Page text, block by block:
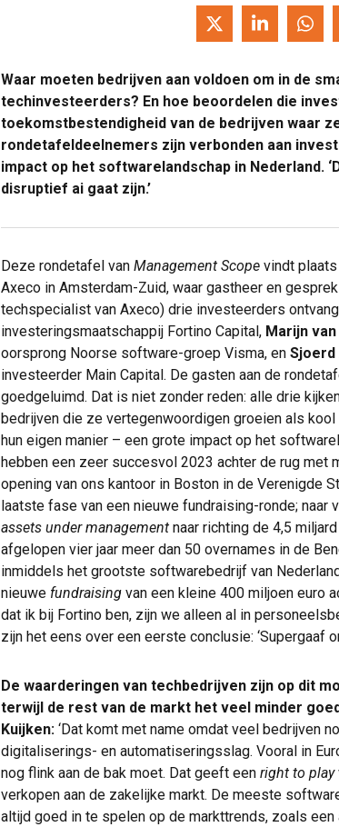
Waar moeten bedrijven aan voldoen om in de
techinvesteerders? En hoe beoordelen die
toekomstbestendigheid van de bedrijven waar
rondetafeldeelnemers zijn verbonden aan
impact op het softwarelandschap in Nederland.
disruptief ai gaat zijn.’
Deze rondetafel van Management Scope vindt
Axeco in Amsterdam-Zuid, waar gastheer en
techspecialist van Axeco) drie investeerders
investeringsmaatschappij Fortino Capital, Marijn
oorsprong Noorse software-groep Visma, en Sjoerd
investeerder Main Capital. De gasten aan de
goedgeluimd. Dat is niet zonder reden: alle drie
bedrijven die ze vertegenwoordigen groeien als
hun eigen manier – een grote impact op het
hebben een zeer succesvol 2023 achter de rug met
opening van ons kantoor in Boston in de Verenigde
laatste fase van een nieuwe fundraising-ronde; naar
assets under management naar richting de 4,5 miljard
afgelopen vier jaar meer dan 50 overnames in de
inmiddels het grootste softwarebedrijf van
nieuwe fundraising van een kleine 400 miljoen euro
dat ik bij Fortino ben, zijn we alleen al in
zijn het eens over een eerste conclusie: ‘Supergaaf
De waarderingen van techbedrijven zijn op dit
terwijl de rest van de markt het veel minder
Kuijken: ‘Dat komt met name omdat veel bedrijven
digitaliserings- en automatiseringsslag. Vooral in
nog flink aan de bak moet. Dat geeft een right to play
verkopen aan de zakelijke markt. De meeste
altijd goed in te spelen op de markttrends, zoals een